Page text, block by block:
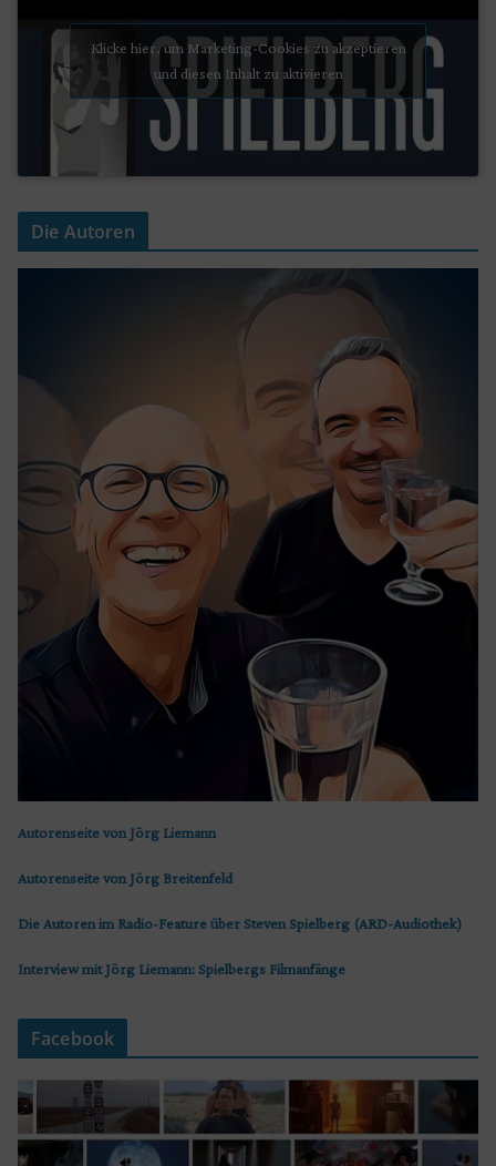
Klicke hier, um Marketing-Cookies zu akzeptieren
und diesen Inhalt zu aktivieren
Die Autoren
Autorenseite von Jörg Liemann
Autorenseite von Jörg Breitenfeld
Die Autoren im Radio-Feature über Steven Spielberg (ARD-Audiothek)
Interview mit Jörg Liemann: Spielbergs Filmanfänge
Facebook